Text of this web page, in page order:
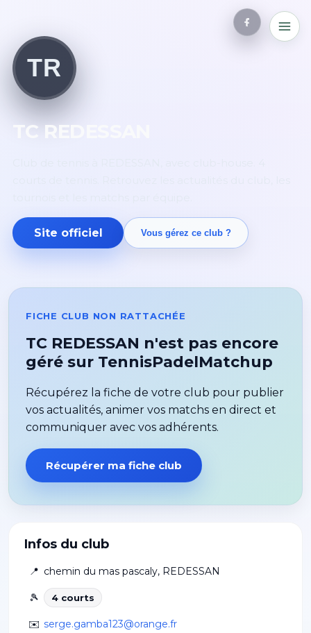
TR
TC REDESSAN
Site officiel Vous gérez ce club ?
Infos du club
📍 chemin du mas pascaly, REDESSAN
🎾 4 courts
✉️ serge.gamba123@orange.fr
FICHE CLUB NON RATTACHÉE
TC REDESSAN n'est pas encore
géré sur TennisPadelMatchup
Récupérez la fiche de votre club pour publier
vos actualités, animer vos matchs en direct et
communiquer avec vos adhérents.
Récupérer ma fiche club